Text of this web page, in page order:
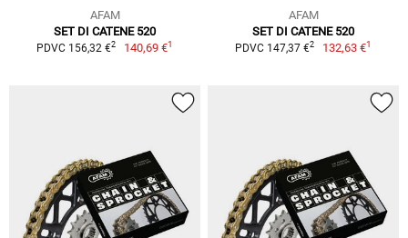
AFAM
SET DI CATENE 520
PDVC 156,32 €2 140,69 €1
AFAM
SET DI CATENE 520
PDVC 147,37 €2 132,63 €1